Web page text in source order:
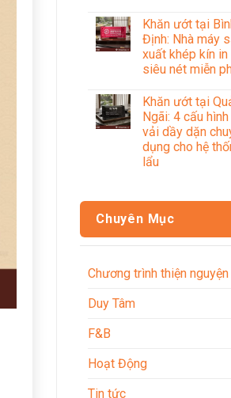
Khăn ướt tại
Định: Nhà máy
xuất khép kín in
siêu nét miễn
Khăn ướt tại
Ngãi: 4 cấu
vải dầy dặn
dụng cho hệ
lẩu
Chuyên Mục
Chương trình thiện nguyện
Duy Tâm
F&B
Hoạt Động
Tin tức